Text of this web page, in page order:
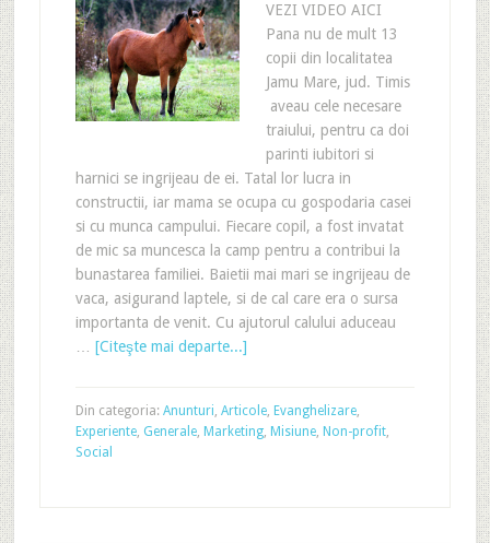
VEZI VIDEO AICI
Pana nu de mult 13
copii din localitatea
Jamu Mare, jud. Timis
aveau cele necesare
traiului, pentru ca doi
parinti iubitori si
harnici se ingrijeau de ei. Tatal lor lucra in
constructii, iar mama se ocupa cu gospodaria casei
si cu munca campului. Fiecare copil, a fost invatat
de mic sa muncesca la camp pentru a contribui la
bunastarea familiei. Baietii mai mari se ingrijeau de
vaca, asigurand laptele, si de cal care era o sursa
importanta de venit. Cu ajutorul calului aduceau
[Citeşte mai departe...]
Din categoria: Anunturi, Articole, Evanghelizare,
Experiente, Generale, Marketing, Misiune, Non-profit,
Social